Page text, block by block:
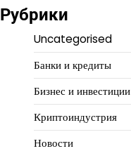
Рубрики
Uncategorised
Банки и кредиты
Бизнес и инвестиции
Криптоиндустрия
Новости